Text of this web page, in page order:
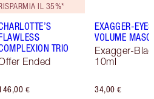
IL 35%*
TRIO
Ended
€
EXAGGER-EYES
VOLUME
Exagger-
10ml
34,00 €